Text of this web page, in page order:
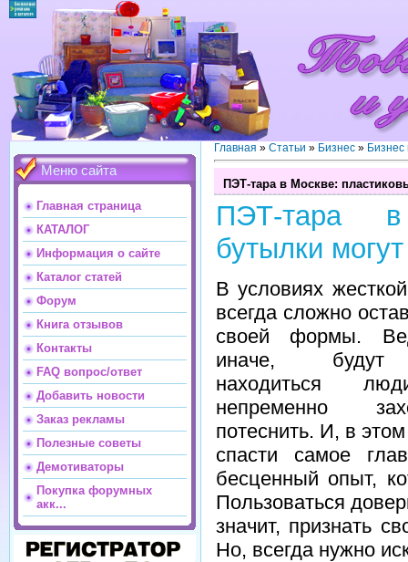
Меню сайта
Главная страница
КАТАЛОГ
Информация о сайте
Каталог статей
Форум
Книга отзывов
Контакты
FAQ вопрос/ответ
Добавить новости
Заказ рекламы
Полезные советы
Демотиваторы
Покупка форумных
акк...
Главная » Статьи » Бизнес »
ПЭТ-тара в Москве:
ПЭТ-тара в
бутылки
В условиях
всегда сложно
своей формы.
иначе, будут
находиться
непременно
потеснить. И, в
спасти самое
бесценный опыт,
Пользоваться
значит, признать
Но, всегда нужно